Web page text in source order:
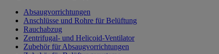
Absaugvorrichtungen
Anschlüsse und Rohre für Belüftung
Rauchabzug
Zentrifugal- und Helicoid-Ventilator
Zubehör für Absaugvorrichtungen